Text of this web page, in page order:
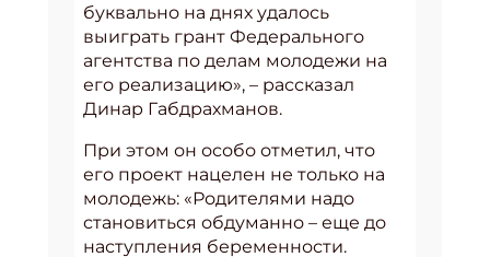
буквально на днях удалось
выиграть грант Федерального
агентства по делам молодежи на
его реализацию», – рассказал
Динар Габдрахманов.
При этом он особо отметил, что
его проект нацелен не только на
молодежь: «Родителями надо
становиться обдуманно – еще до
наступления беременности.